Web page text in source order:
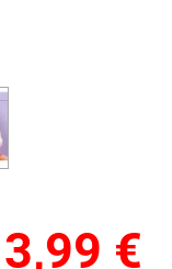
3,99 €